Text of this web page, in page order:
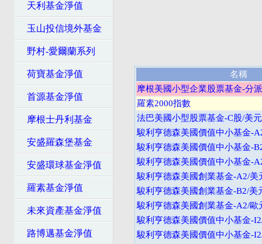
天利基金淨值
玉山投信境外基金
野村-愛爾蘭系列
荷寶基金淨值
首源基金淨值
摩根士丹利基金
安盛羅森堡基金
安盛環球基金淨值
羅素基金淨值
未來資產基金淨值
路博邁基金淨值
名稱
摩根美國小型企業股票基金-分
羅素2000指數
法巴美國小型股票基金-C股/美元
駿利亨德森美國價值中小基金-
駿利亨德森美國價值中小基金-
駿利亨德森美國價值中小基金-
駿利亨德森美國創業基金-A2/美
駿利亨德森美國創業基金-B2/美
駿利亨德森美國創業基金-A2/歐
駿利亨德森美國價值中小基金-
駿利亨德森美國價值中小基金-